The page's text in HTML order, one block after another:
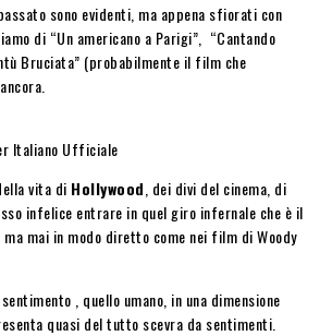
sono evidenti, ma appena sfiorati con
di “Un americano a Parigi”, “Cantando
Bruciata” (probabilmente il film che
Italiano Ufficiale
vita di Hollywood , dei divi del cinema, di
infelice entrare in quel giro infernale che è il
mai in modo diretto come nei film di Woody
, quello umano, in una dimensione
quasi del tutto scevra da sentimenti.